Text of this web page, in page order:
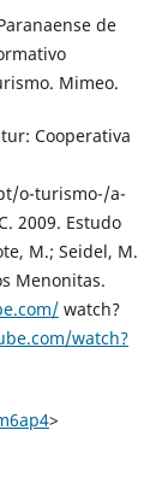
de
Mimeo.
Cooperativa
o-turismo-/a-
2009. Estudo
M.; Seidel, M.
Menonitas.
watch?
watch?
>